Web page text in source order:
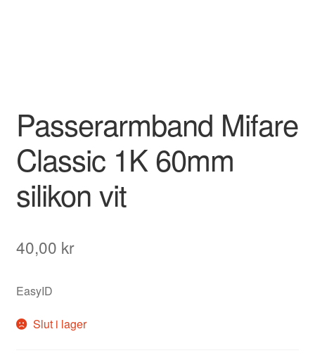
Passerarmband Mifare
Classic 1K 60mm
silikon vit
40,00 kr
EasyID
Slut i lager